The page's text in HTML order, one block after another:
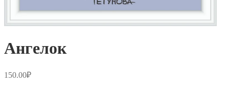
Ангелок
150.00₽